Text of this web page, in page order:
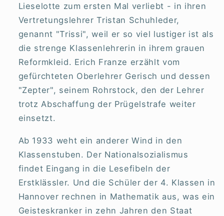
Lieselotte zum ersten Mal verliebt - in ihren
Vertretungslehrer Tristan Schuhleder,
genannt "Trissi", weil er so viel lustiger ist als
die strenge Klassenlehrerin in ihrem grauen
Reformkleid. Erich Franze erzählt vom
gefürchteten Oberlehrer Gerisch und dessen
"Zepter", seinem Rohrstock, den der Lehrer
trotz Abschaffung der Prügelstrafe weiter
einsetzt.
Ab 1933 weht ein anderer Wind in den
Klassenstuben. Der Nationalsozialismus
findet Eingang in die Lesefibeln der
Erstklässler. Und die Schüler der 4. Klassen in
Hannover rechnen in Mathematik aus, was ein
Geisteskranker in zehn Jahren den Staat